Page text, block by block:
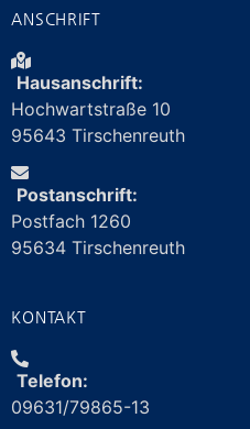
ANSCHRIFT
Hausanschrift:
Hochwartstraße 10
95643 Tirschenreuth
Postanschrift:
Postfach 1260
95634 Tirschenreuth
KONTAKT
Telefon:
09631/79865-13